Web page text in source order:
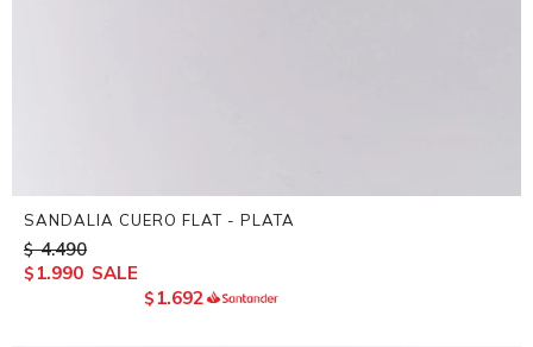
SANDALIA CUERO FLAT - PLATA
$ 4.490
$ 1.990
$ 1.692